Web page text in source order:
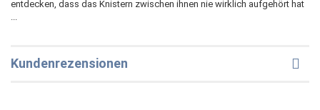
entdecken, dass das Knistern zwischen ihnen nie wirklich aufgehört hat
Kundenrezensionen